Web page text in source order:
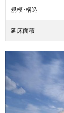
規模･構造
延床面積